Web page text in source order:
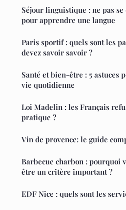
Séjour linguistique : ne pas
pour apprendre une langue
Paris sportif : quels sont les
devez savoir savoir ?
Santé et bien-être : 5 astuces
vie quotidienne
Loi Madelin : les Français
pratique ?
Vin de provence: le guide
Barbecue charbon : pourquoi
être un critère important ?
EDF Nice : quels sont les